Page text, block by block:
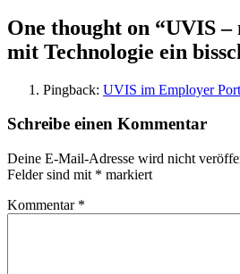
One thought on “UVIS –
mit Technologie ein
Pingback: UVIS im Employer
Schreibe einen Kommentar
Deine E-Mail-Adresse wird nicht
Felder sind mit * markiert
Kommentar *